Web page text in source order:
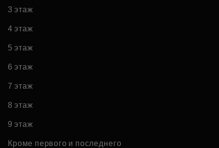
3 этаж
4 этаж
5 этаж
6 этаж
7 этаж
8 этаж
9 этаж
Кроме первого и последнего